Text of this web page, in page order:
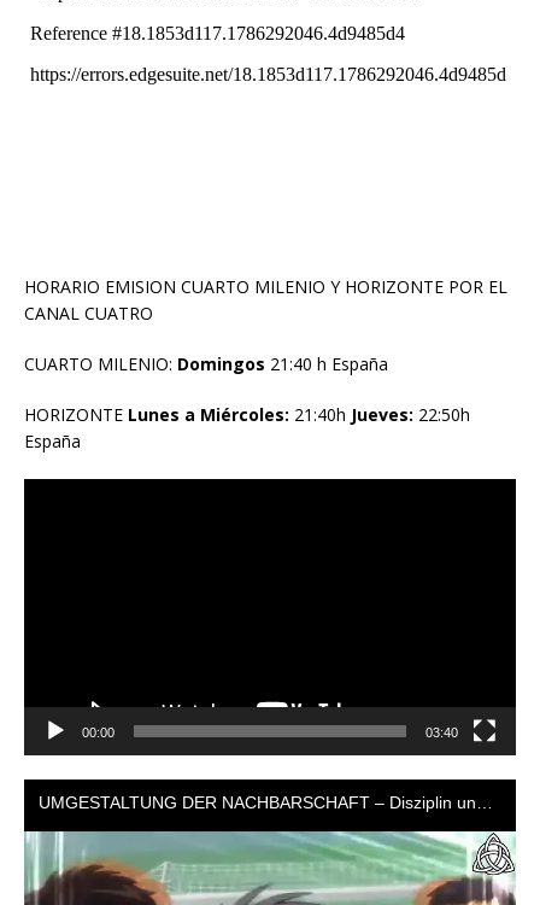
HORARIO EMISION CUARTO MILENIO Y HORIZONTE POR EL
CANAL CUATRO
CUARTO MILENIO: Domingos 21:40 h España
HORIZONTE Lunes a Miércoles: 21:40h Jueves: 22:50h
España
00:00 03:40